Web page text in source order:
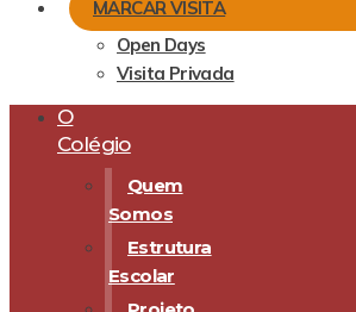
MARCAR VISITA
Open Days
Visita Privada
O
Colégio
Quem
Somos
Estrutura
Escolar